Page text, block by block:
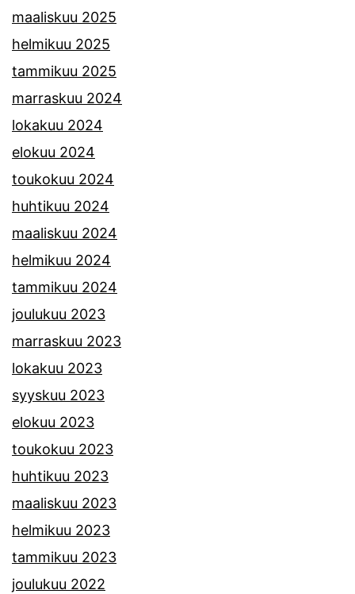
maaliskuu 2025
helmikuu 2025
tammikuu 2025
marraskuu 2024
lokakuu 2024
elokuu 2024
toukokuu 2024
huhtikuu 2024
maaliskuu 2024
helmikuu 2024
tammikuu 2024
joulukuu 2023
marraskuu 2023
lokakuu 2023
syyskuu 2023
elokuu 2023
toukokuu 2023
huhtikuu 2023
maaliskuu 2023
helmikuu 2023
tammikuu 2023
joulukuu 2022